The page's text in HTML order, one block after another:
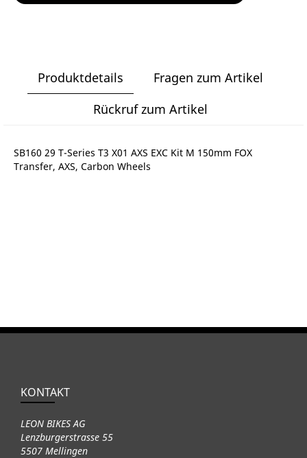
Produktdetails
Fragen zum Artikel
Rückruf zum Artikel
SB160 29 T-Series T3 X01 AXS EXC Kit M 150mm FOX
Transfer, AXS, Carbon Wheels
KONTAKT
LEON BIKES AG
Lenzburgerstrasse 55
5507 Mellingen